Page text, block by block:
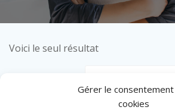
Gérer le consentement
cookies
Voici le seul résultat